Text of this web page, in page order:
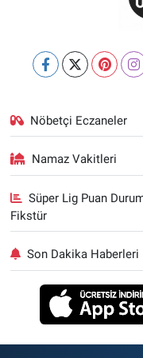
Nöbetçi Eczaneler
Namaz Vakitleri
Süper Lig Puan
Fikstür
Son Dakika Haberleri